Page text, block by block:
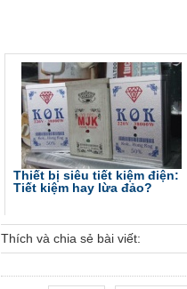
Thiết bị siêu tiết kiệm điện:
Tiết kiệm hay lừa đảo?
Thích và chia sẻ bài viết: